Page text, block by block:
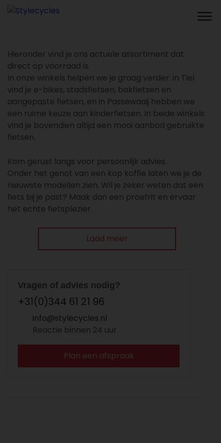
Vragen of advies nodig?
+31(0)344 61 21 96
info@stylecycles.nl
Reactie binnen 24 uur
Plan een afspraak
Hieronder vind je ons actuele assortiment dat
direct op voorraad is.
In onze winkels helpen we je graag verder: in Tiel
vind je e-bikes, stadsfietsen, bakfietsen en
aangepaste fietsen, en in Passewaaij hebben we
een ruime keuze aan kinderfietsen. In beide winkels
vind je bovendien altijd een mooi aanbod gebruikte
fietsen.
Kom gerust langs voor persoonlijk advies.
Onder het genot van een kop koffie laten we je de
nieuwste modellen zien. Wil je zeker weten dat een
fiets bij je past? Maak dan een proefrit en ervaar
het echte fietsplezier.
Laad meer